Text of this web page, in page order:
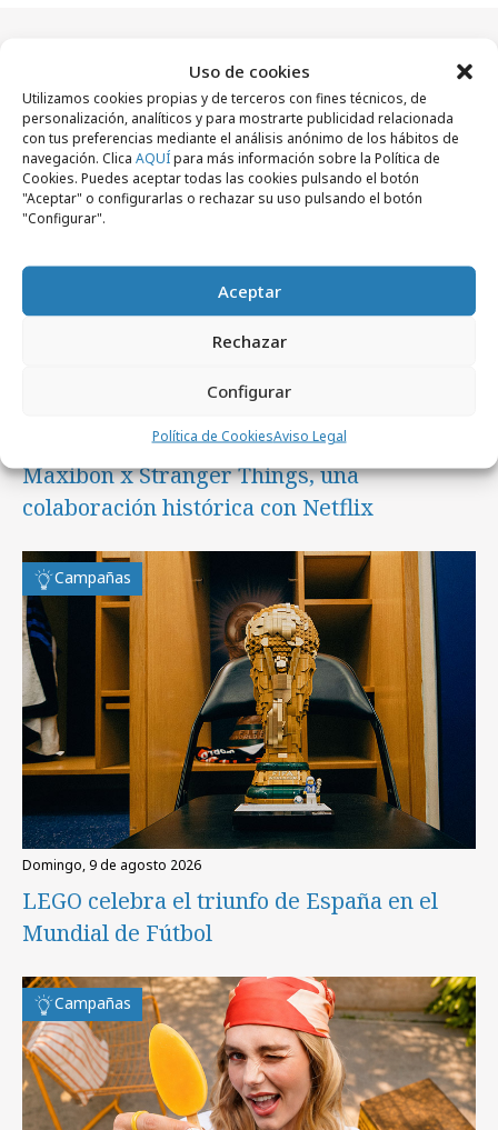
Uso de cookies
Utilizamos cookies propias y de terceros con fines técnicos, de
personalización, analíticos y para mostrarte publicidad relacionada
con tus preferencias mediante el análisis anónimo de los hábitos de
navegación. Clica AQUÍpara más información sobre la Política de
Cookies. Puedes aceptar todas las cookies pulsando el botón
"Aceptar" o configurarlas o rechazar su uso pulsando el botón
"Configurar".
Aceptar
Rechazar
Configurar
Política de CookiesAviso Legal
Artículos recientes
Campañas
domingo, 9 de agosto 2026
Maxibon x Stranger Things, una
colaboración histórica con Netflix
Campañas
domingo, 9 de agosto 2026
LEGO celebra el triunfo de España en el
Mundial de Fútbol
Campañas